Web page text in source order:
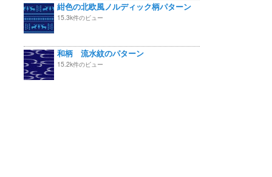
紺色の北欧風ノルディック柄パターン
15.3k件のビュー
和柄 流水紋のパターン
15.2k件のビュー